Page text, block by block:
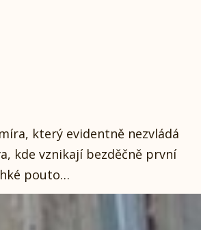
který evidentně nezvládá
kde vznikají bezděčně první
pouto…